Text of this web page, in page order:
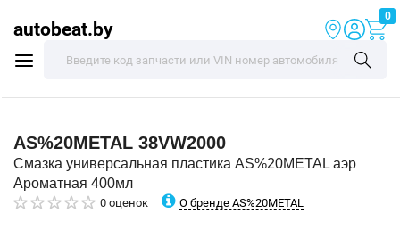
autobeat.by
0
AS%20METAL 38VW2000
Смазка универсальная пластика AS%20METAL аэр
Ароматная 400мл
0 оценок О бренде AS%20METAL